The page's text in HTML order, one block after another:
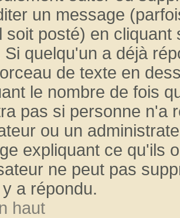
un message
soit posté) en
Si quelqu'un a déjà
de texte en
le nombre de fois
pas si personne n'a
ou un
expliquant ce qu'ils
ne peut pas
a répondu.
haut